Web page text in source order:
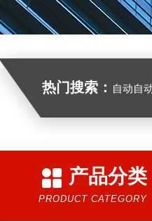
热门搜索： 自动自动化成套设别及配件，机械设备（除特种设备）及配件制造，加工（
产品分类
PRODUCT CATEGORY